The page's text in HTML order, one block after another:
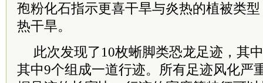
孢粉化石指示更喜干旱与炎热的植被类
热干旱。
此次发现了10枚蜥脚类恐龙足迹，其
其中9个组成一道行迹。所有足迹风化严